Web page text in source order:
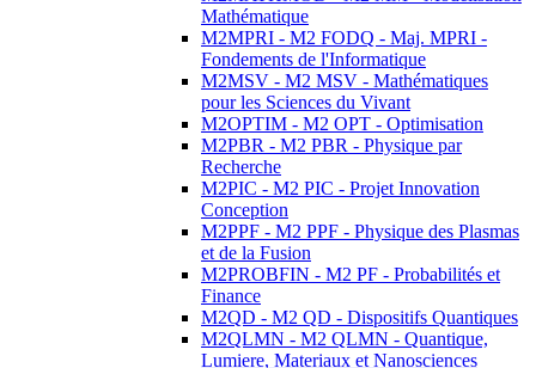
Mathématique
M2MPRI - M2 FODQ - Maj. MPRI -
Fondements de l'Informatique
M2MSV - M2 MSV - Mathématiques
pour les Sciences du Vivant
M2OPTIM - M2 OPT - Optimisation
M2PBR - M2 PBR - Physique par
Recherche
M2PIC - M2 PIC - Projet Innovation
Conception
M2PPF - M2 PPF - Physique des Plasmas
et de la Fusion
M2PROBFIN - M2 PF - Probabilités et
Finance
M2QD - M2 QD - Dispositifs Quantiques
M2QLMN - M2 QLMN - Quantique,
Lumiere, Materiaux et Nanosciences